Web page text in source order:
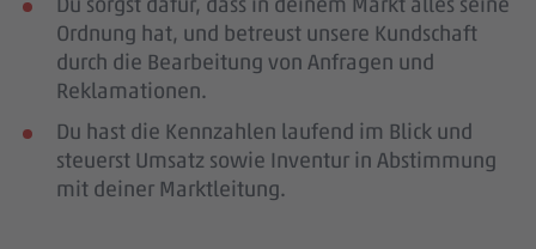
Ordnung hat, und betreust unsere Kundschaft
durch die Bearbeitung von Anfragen und
Reklamationen.
Du hast die Kennzahlen laufend im Blick und
steuerst Umsatz sowie Inventur in Abstimmung
mit deiner Marktleitung.